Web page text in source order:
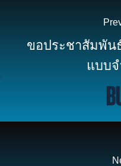
ขอประชาสัมพัน
แบบจ